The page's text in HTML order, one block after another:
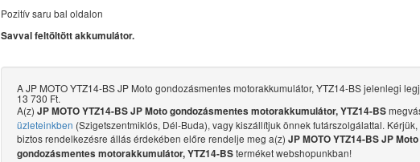
Pozitív saru bal oldalon
Savval feltöltött akkumulátor.
A JP MOTO YTZ14-BS JP Moto gondozásmentes motorakkumulátor, YTZ14-BS jelenlegi
13 730 Ft.
A(z) JP MOTO YTZ14-BS JP Moto gondozásmentes motorakkumulátor, YTZ14-BS
üzleteinkben (Szigetszentmiklós, Dél-Buda), vagy kiszállítjuk önnek futárszolgálattal.
biztos rendelkezésre állás érdekében előre rendelje meg a(z) JP MOTO YTZ14-BS JP Moto
gondozásmentes motorakkumulátor, YTZ14-BSterméket webshopunkban!